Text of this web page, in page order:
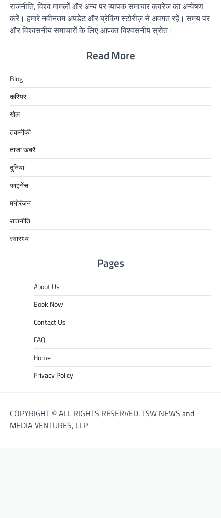
राजनीति, विश्व मामलों और अन्य पर व्यापक समाचार कवरेज का अन्वेषण
करें। हमारे नवीनतम अपडेट और ब्रेकिंग स्टोरीज़ से अवगत रहें। समय पर
और विश्वसनीय समाचारों के लिए आपका विश्वसनीय स्रोत।
Read More
Blog
करियर
खेल
तकनीकी
ताजा खबरें
दुनिया
फाइनेंस
मनोरंजन
राजनीति
स्वास्थ्य
Pages
About Us
Book Now
Contact Us
FAQ
Home
Privacy Policy
COPYRIGHT © ALL RIGHTS RESERVED. TSW NEWS and
MEDIA VENTURES, LLP